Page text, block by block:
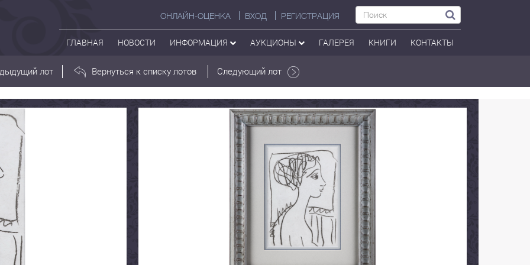
ОНЛАЙН-ОЦЕНКА ВХОД РЕГИСТРАЦИЯ
ГЛАВНАЯ НОВОСТИ ИНФОРМАЦИЯ АУКЦИОНЫ ГАЛЕРЕЯ КНИГИ КОНТАКТЫ
лот Вернуться к списку лотов Следующий лот